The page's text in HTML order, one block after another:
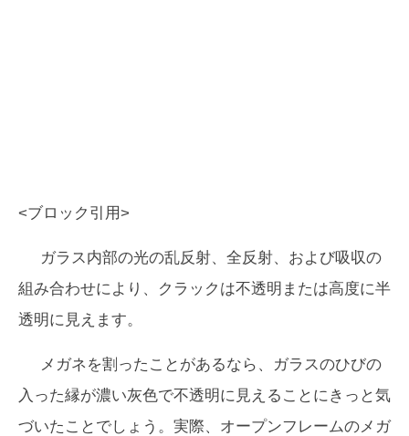
<ブロック引用>
ガラス内部の光の乱反射、全反射、および吸収の
組み合わせにより、クラックは不透明または高度に半
透明に見えます。
メガネを割ったことがあるなら、ガラスのひびの
入った縁が濃い灰色で不透明に見えることにきっと気
づいたことでしょう。実際、オープンフレームのメガ